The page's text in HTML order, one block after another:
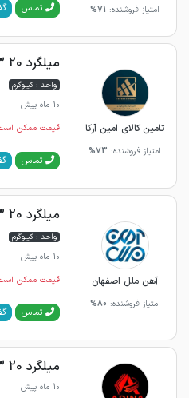
امتیاز فروشنده: 71% تماس
تامین کالای امین آرکا
امتیاز فروشنده: 73%
میلگرد 20 A3 طول 12 راد همدان
واحد : کیلوگرم
10 ماه پیش
قیمت ممکن است
تماس
آهن ملل اصفهان
امتیاز فروشنده: 80%
میلگرد 20 A3 طول 12 راد همدان
واحد : کیلوگرم
10 ماه پیش
قیمت ممکن است
تماس
میلگرد 20 A3 طول 12 راد همدان
10 ماه پیش